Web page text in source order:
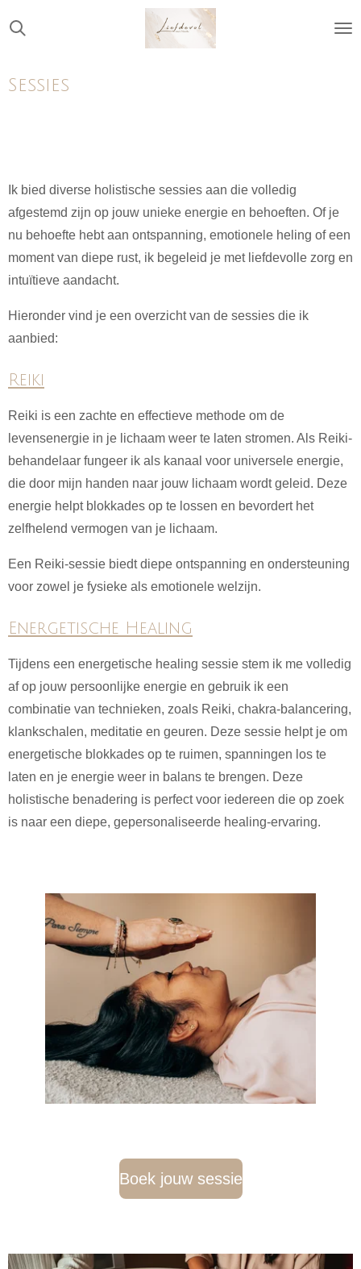
Ga
direct
de
Sessies
Ik bied diverse holistische sessies aan die volledig
afgestemd zijn op jouw unieke energie en behoeften. Of je
nu behoefte hebt aan ontspanning, emotionele heling of een
moment van diepe rust, ik begeleid je met liefdevolle zorg en
intuïtieve aandacht.
Hieronder vind je een overzicht van de sessies die ik
aanbied:
Reiki
Reiki is een zachte en effectieve methode om de
levensenergie in je lichaam weer te laten stromen. Als Reiki-
behandelaar fungeer ik als kanaal voor universele energie,
die door mijn handen naar jouw lichaam wordt geleid. Deze
energie helpt blokkades op te lossen en bevordert het
zelfhelend vermogen van je lichaam.
Een Reiki-sessie biedt diepe ontspanning en ondersteuning
voor zowel je fysieke als emotionele welzijn.
Energetische Healing
Tijdens een energetische healing sessie stem ik me volledig
af op jouw persoonlijke energie en gebruik ik een
combinatie van technieken, zoals Reiki, chakra-balancering,
klankschalen, meditatie en geuren. Deze sessie helpt je om
energetische blokkades op te ruimen, spanningen los te
laten en je energie weer in balans te brengen. Deze
holistische benadering is perfect voor iedereen die op zoek
is naar een diepe, gepersonaliseerde healing-ervaring.
Boek jouw sessie